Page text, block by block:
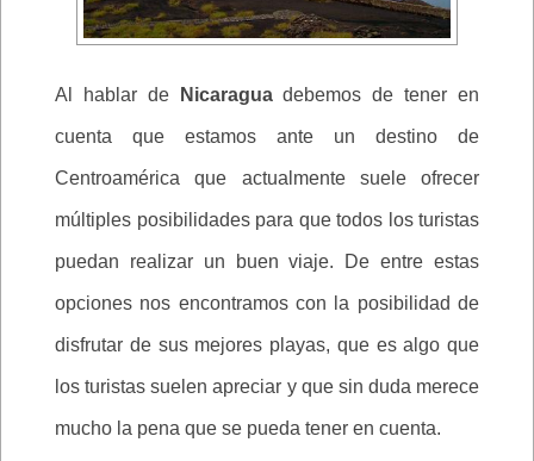
Al hablar de Nicaraguadebemos de tener en
cuenta que estamos ante un destino de
Centroamérica que actualmente suele ofrecer
múltiples posibilidades para que todos los turistas
puedan realizar un buen viaje. De entre estas
opciones nos encontramos con la posibilidad de
disfrutar de sus mejores playas, que es algo que
los turistas suelen apreciar y que sin duda merece
mucho la pena que se pueda tener en cuenta.